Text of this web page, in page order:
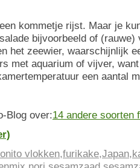
kommetje rijst. Maar je
bijvoorbeeld of
het zeewier, waarschijnlijk
met aquarium of vijver,
een aantal
Blog over:14 andere soorten
vlokken,furikake,Japan,